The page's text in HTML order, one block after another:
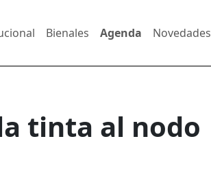
Bienales Agenda Novedades
tinta al nodo